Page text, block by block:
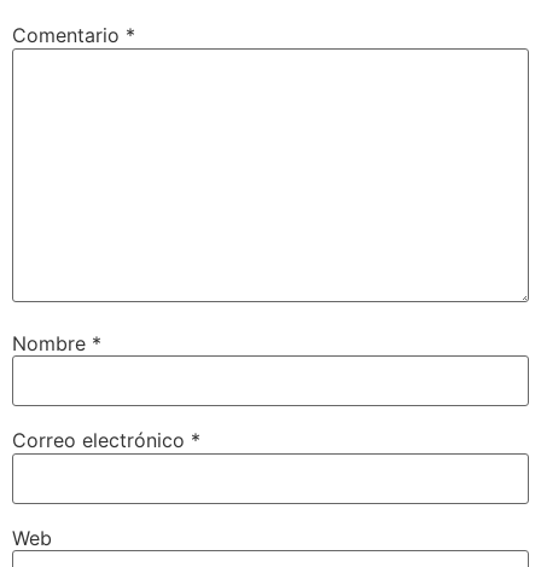
Comentario *
Nombre *
Correo electrónico *
Web